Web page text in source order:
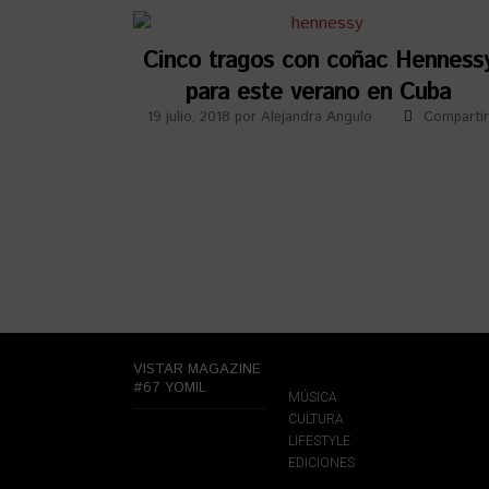
Cinco tragos con coñac
para este verano en Cuba
19 julio, 2018 por Alejandra Angulo Compartir
VISTAR MAGAZINE
#67 YOMIL
MÚSICA
CULTURA
LIFESTYLE
EDICIONES